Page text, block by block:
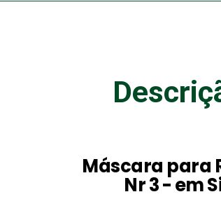
Máscara para
Nr 3 - em